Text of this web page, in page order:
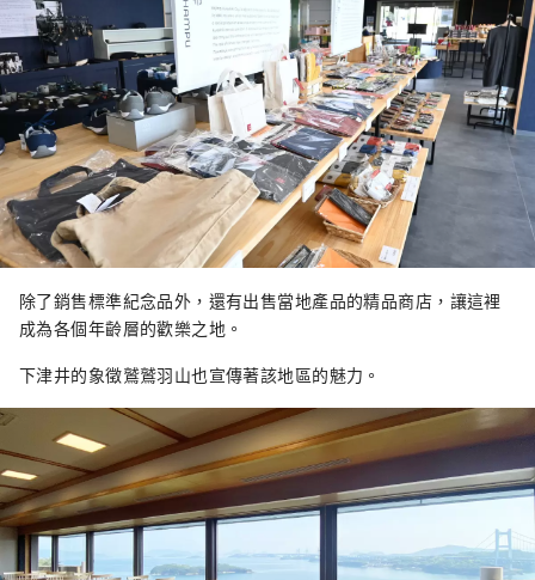
除了銷售標準紀念品外，還有出售當地產品的精品商店，讓這裡
成為各個年齡層的歡樂之地。
下津井的象徵鷲鷲羽山也宣傳著該地區的魅力。